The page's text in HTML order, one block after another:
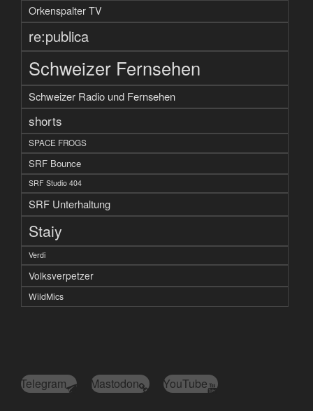
Orkenspalter TV
re:publica
Schweizer Fernsehen
Schweizer Radio und Fernsehen
shorts
SPACE FROGS
SRF Bounce
SRF Studio 404
SRF Unterhaltung
Staiy
Verdi
Volksverpetzer
WildMics
Telegram Mastodon YouTube